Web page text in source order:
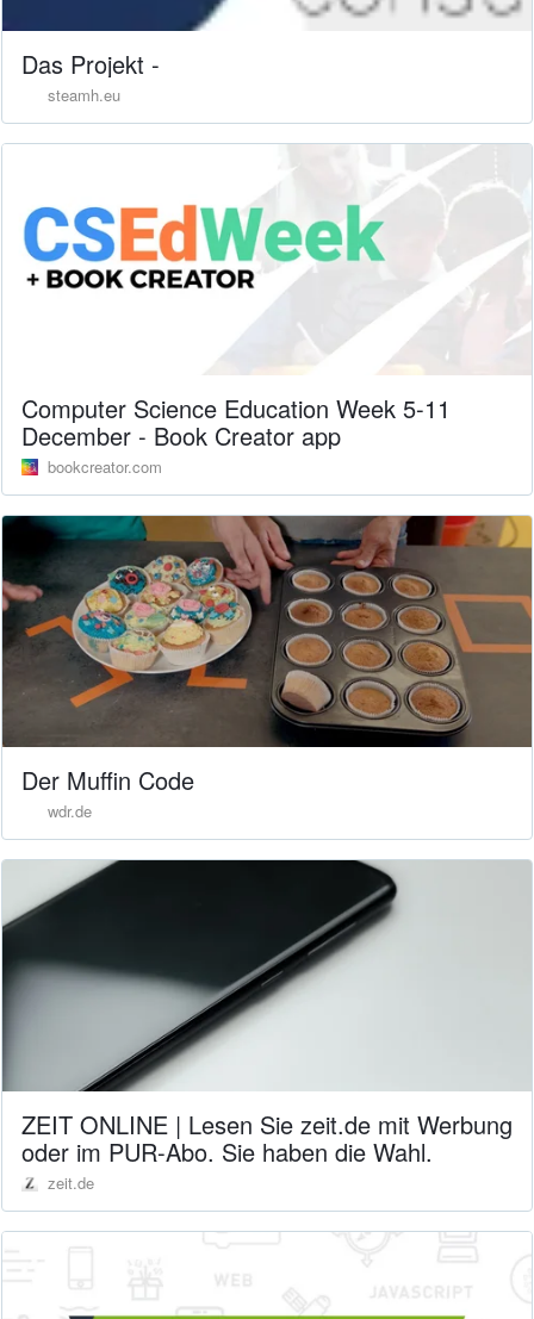
Das Projekt -
steamh.eu
Computer Science Education Week 5-11
December - Book Creator app
bookcreator.com
Der Muffin Code
wdr.de
ZEIT ONLINE | Lesen Sie zeit.de mit Werbung
oder im PUR-Abo. Sie haben die Wahl.
zeit.de